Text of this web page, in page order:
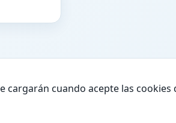
cargarán cuando acepte las cookies